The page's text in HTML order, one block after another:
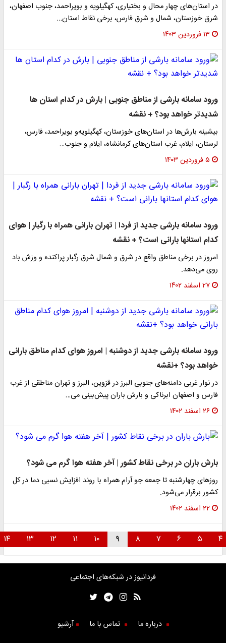
در استان‌های چهار محال و بختیاری، کهگیلویه و بویراحمد، جنوب اصفهان،
شرق خوزستان، شمال و شرق فارس، برخی نقاط استان…
۱۳ فروردین ۱۴۰۳
ورود سامانه بارشی از مناطق جنوبی | بارش در کدام استان ها
شدیدتر خواهد بود؟ + نقشه
بیشینه بارش‌ها در استان‌های خوزستان، کهگیلویه‌و بویراحمد، فارس،
لرستان، ایلام، غرب استان‌های کرمانشاه، ایلام و جنوب…
۵ فروردین ۱۴۰۳
ورود سامانه بارشی جدید از فردا | تهران بارانی همراه با رگبار | هوای
کدام استانها بارانی است؟ + نقشه
امروز در برخی مناطق واقع در شرق و شمال شرق رگبار پراکنده و وزش باد
روی می‌دهد.
۲۷ اسفند ۱۴۰۲
ورود سامانه بارشی جدید از دوشنبه | امروز هوای کدام مناطق بارانی
خواهد بود؟ +نقشه
در نوار غربی دامنه‌های جنوبی البرز در قزوین، البرز و تهران مناطقی از غرب
فارس و اصفهان ابرناکی و بارش باران پیش‌بینی می…
۲۶ اسفند ۱۴۰۲
بارش باران در برخی نقاط کشور | آخر هفته هوا گرم می شود؟
روزهای چهارشنبه تا جمعه جو آرام همراه با روند افزایش نسبی دما در کل
کشور برقرار می‌شود.
۲۲ اسفند ۱۴۰۲
۱۰ ۱۲ ۱۳ ۱۴
فردانیوز در شبکه‌های اجتماعی
درباره ما تماس با ما آرشیو